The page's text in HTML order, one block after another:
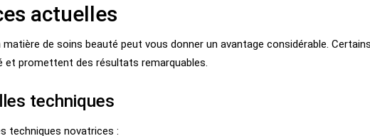
actuelles
de soins beauté peut vous donner un avantage considérable.
et promettent des résultats remarquables.
techniques
techniques novatrices :